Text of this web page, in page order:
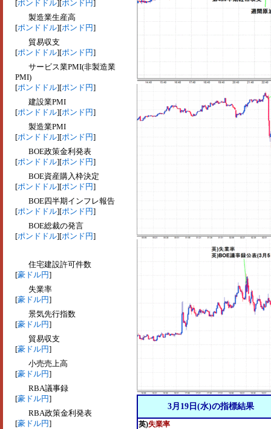
[ポンドドル][ポンド円]
製造業生産高
[ポンドドル][ポンド円]
貿易収支
[ポンドドル][ポンド円]
サービス業PMI(非製造業
PMI)
[ポンドドル][ポンド円]
建設業PMI
[ポンドドル][ポンド円]
製造業PMI
[ポンドドル][ポンド円]
BOE政策金利発表
[ポンドドル][ポンド円]
BOE資産購入枠決定
[ポンドドル][ポンド円]
BOE四半期インフレ報告
[ポンドドル][ポンド円]
BOE総裁の発言
[ポンドドル][ポンド円]
住宅建設許可件数
[豪ドル円]
失業率
[豪ドル円]
景気先行指数
[豪ドル円]
貿易収支
[豪ドル円]
小売売上高
[豪ドル円]
RBA議事録
[豪ドル円]
RBA政策金利発表
[豪ドル円]
3月19日(水)の指標結果
英)失業率